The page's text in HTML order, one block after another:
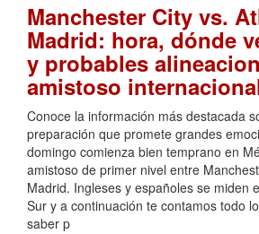
Manchester City vs.
Madrid: hora, dónde
y probables
amistoso
Conoce la información más destacada
preparación que promete grandes
domingo comienza bien temprano en
amistoso de primer nivel entre
Madrid. Ingleses y españoles se miden
Sur y a continuación te contamos todo
saber p